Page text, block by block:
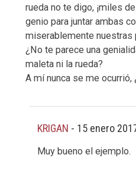
rueda no te digo, ¡miles
genio para juntar ambas
miserablemente nuestras
¿No te parece una
maleta ni la rueda?
A mí nunca se me ocurrió,
KRIGAN - 15 enero
Muy bueno el ejemplo.